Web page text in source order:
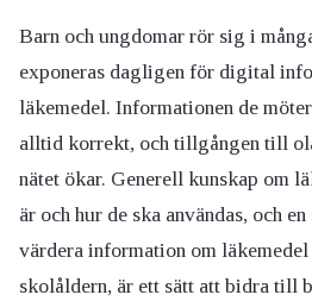
Barn och ungdomar rör sig i
exponeras dagligen för digital
läkemedel. Informationen de
alltid korrekt, och tillgången till
nätet ökar. Generell kunskap om
är och hur de ska användas, och
värdera information om läkemedel
skolåldern, är ett sätt att bidra till